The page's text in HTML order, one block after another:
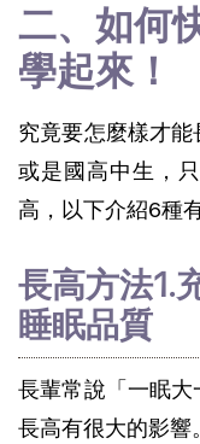
二、如何
學起來！
究竟要怎麼樣才
或是國高中生，
高，以下介紹6種
長高方法1.
睡眠品質
長輩常說「一眠
長高有很大的影響。